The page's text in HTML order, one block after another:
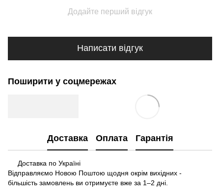
Додайте перший відгук
Написати відгук
Поширити у соцмережах
Доставка Оплата Гарантія
Доставка по Україні
Відправляємо Новою Поштою щодня окрім вихідних -
більшість замовлень ви отримуєте вже за 1–2 дні.